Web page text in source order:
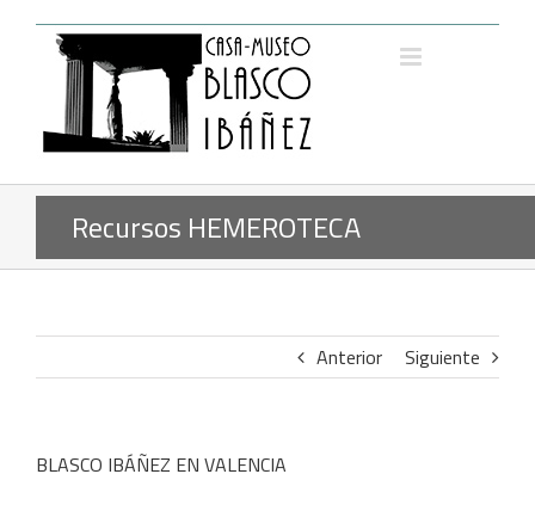
contenido
Recursos HEMEROTECA
Anterior Siguiente
BLASCO IBÁÑEZ EN VALENCIA